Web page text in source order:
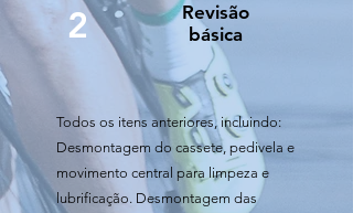
2
Revisão
básica
Todos os itens anteriores, incluindo:
Desmontagem do cassete, pedivela e
movimento central para limpeza e
lubrificação. Desmontagem das